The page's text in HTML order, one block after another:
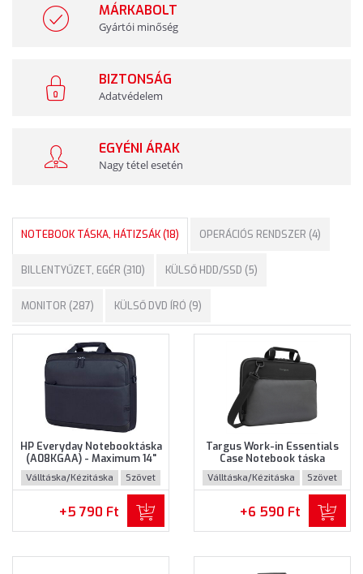
MÁRKABOLT
Gyártói minőség
BIZTONSÁG
Adatvédelem
EGYÉNI ÁRAK
Nagy tétel esetén
NOTEBOOK TÁSKA, HÁTIZSÁK (18) OPERÁCIÓS RENDSZER (4)
BILLENTYŰZET, EGÉR (310) KÜLSŐ HDD/SSD (5)
MONITOR (287) KÜLSŐ DVD ÍRÓ (9)
HP Everyday Notebooktáska
(A08KGAA) - Maximum 14"
méretű notebookokhoz
Válltáska/Kézitáska Szövet
+5 790 Ft
Targus Work-in Essentials
Case Notebook táska
(TED007GL) - Maximum 14.0"
méretű notebokhoz -
Fekete-szürke színben
Válltáska/Kézitáska Szövet
+6 590 Ft